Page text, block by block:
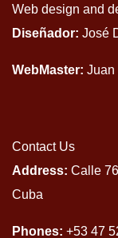
Web design and
Diseñador: José
WebMaster: Juan
Contact Us
Address: Calle
Cuba
Phones: +53 47